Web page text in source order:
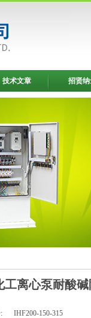
技术文章 招贤
工离心泵耐酸
IHF200-150-315